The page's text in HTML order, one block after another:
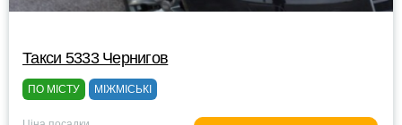
Такси 5333 Чернигов
ПО МІСТУ МІЖМІСЬКІ